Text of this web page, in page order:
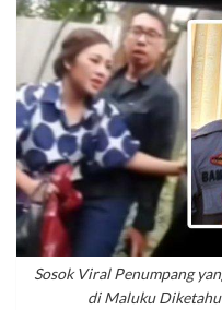
Sosok Viral Penumpang
di Maluku